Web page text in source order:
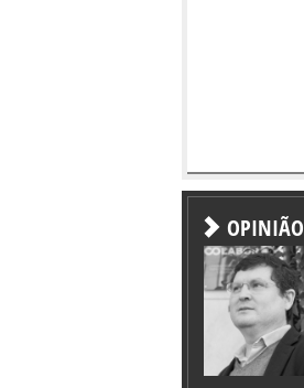
OPINIÃO